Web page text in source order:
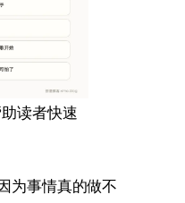
读者快速
为事情真的做不